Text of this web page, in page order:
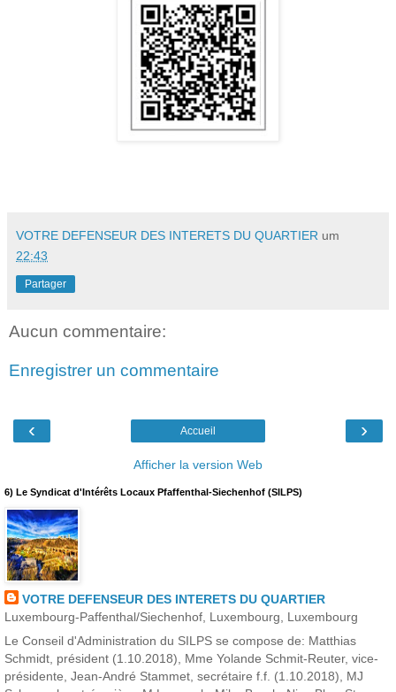
VOTRE DEFENSEUR DES INTERETS DU QUARTIER um
22:43
Partager
Aucun commentaire:
Enregistrer un commentaire
‹ ›
Accueil
Afficher la version Web
6) Le Syndicat d'Intérêts Locaux Pfaffenthal-Siechenhof (SILPS)
VOTRE DEFENSEUR DES INTERETS DU QUARTIER
Luxembourg-Paffenthal/Siechenhof, Luxembourg, Luxembourg
Le Conseil d'Administration du SILPS se compose de: Matthias
Schmidt, président (1.10.2018), Mme Yolande Schmit-Reuter, vice-
présidente, Jean-André Stammet, secrétaire f.f. (1.10.2018), MJ